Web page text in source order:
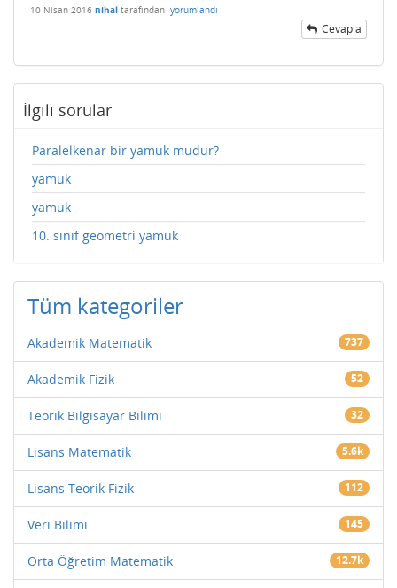
10 Nisan 2016 nihal tarafından yorumlandı
Cevapla
İlgili sorular
Paralelkenar bir yamuk mudur?
yamuk
yamuk
10. sınıf geometri yamuk
Tüm kategoriler
Akademik Matematik 737
Akademik Fizik 52
Teorik Bilgisayar Bilimi 32
Lisans Matematik 5.6k
Lisans Teorik Fizik 112
Veri Bilimi 145
Orta Öğretim Matematik 12.7k